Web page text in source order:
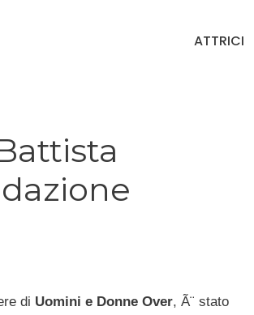
ATTRICI
di Uomini e Donne Over, Ã¨ stato